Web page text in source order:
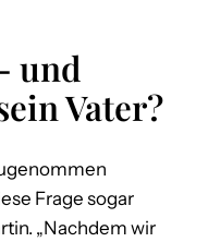
und
Vater?
Frage sogar
„Nachdem wir